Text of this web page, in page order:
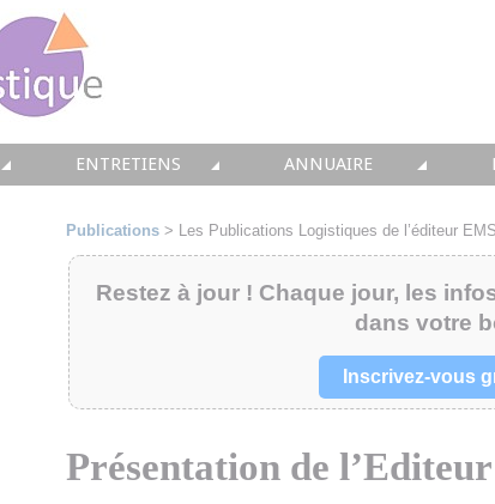
ENTRETIENS
LES PAROLES D'EXPERT
ANNUAIRE
• SOLUTIONS
• INTEGRATION
• IMMOBILIER
Publications > Les Publications Logistiques de l’éditeur EMS
Restez à jour ! Chaque jour, les
dans votre
Inscrivez-vous
Présentation de